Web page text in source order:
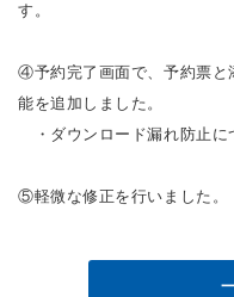
す。
④予約完了画面で、予約票と
能を追加しました。
・ダウンロード漏れ防止に
⑤軽微な修正を行いました。